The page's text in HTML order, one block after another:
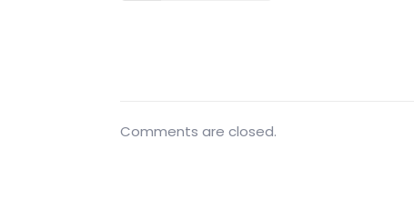
Comments are closed.